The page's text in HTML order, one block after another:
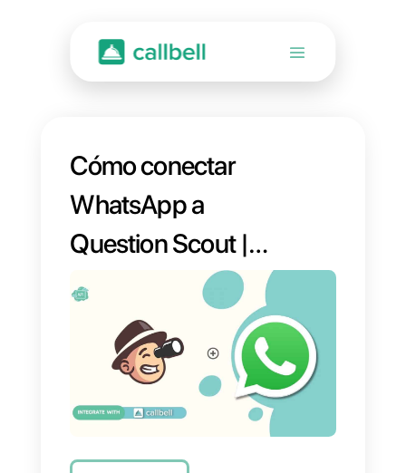
Cómo conectar
WhatsApp a
Question Scout |
Callbell